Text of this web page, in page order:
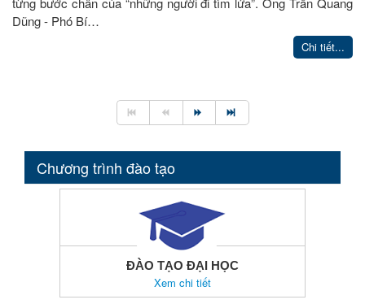
Dũng - Phó Bí…
Chi tiết...
Chương trình đào tạo
ĐÀO TẠO ĐẠI HỌC
Xem chi tiết